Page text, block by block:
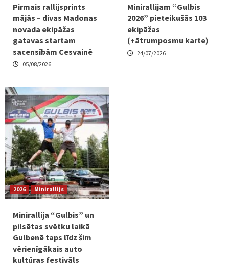
Pirmais rallijsprints
mājās – divas Madonas
novada ekipāžas
gatavas startam
sacensībām Cesvainē
05/08/2026
Minirallijam “Gulbis
2026” pieteikušās 103
ekipāžas
(+ātrumposmu karte)
24/07/2026
2026 Minirallijs
Minirallija “Gulbis” un
pilsētas svētku laikā
Gulbenē taps līdz šim
vērienīgākais auto
kultūras festivāls